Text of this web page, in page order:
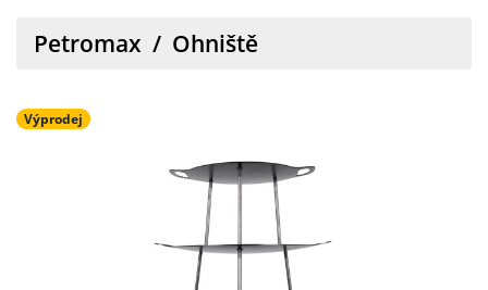
Petromax / Ohniště
Výprodej